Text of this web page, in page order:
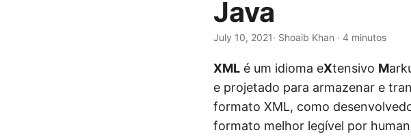
Java
July 10, 2021· Shoaib Khan · 4 minutos
XML é um idioma eXtensivo M
e projetado para armazenar e
formato XML, como
formato melhor legível por